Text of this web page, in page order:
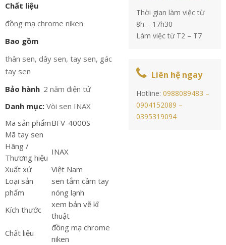
Chất liệu
đồng mạ chrome niken
Bao gồm
thân sen, dây sen, tay sen, gác
tay sen
Bảo hành 2 năm điện tử
Danh mục: Vòi sen INAX
Mã sản phẩmBFV-4000S
Mã tay sen
Hãng /
Thương hiệu
INAX
Xuất xứ
Việt Nam
Loại sản
phẩm
sen tắm cầm tay
nóng lạnh
Kích thước
xem bản vẽ kĩ
thuật
Chất liệu
đồng mạ chrome
niken
Thời gian làm việc từ
8h – 17h30
Làm việc từ T2 – T7
Liên hệ ngay
Hotline:0988089483 –
0904152089 –
0395319094